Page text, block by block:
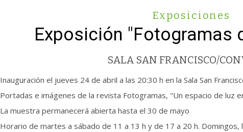
Exposiciones
Exposición "Fotogramas
SALA SAN FRANCISCO/
Inauguración el jueves 24 de abril a las 20:30 h en la Sala San
Portadas e imágenes de la revista Fotogramas, "Un espacio de luz
La muestra permanecerá abierta hasta el 30 de mayo
Horario de martes a sábado de 11 a 13 h y de 17 a 20 h.